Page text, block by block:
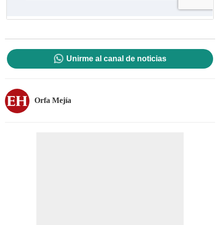
Unirme al canal de noticias
Orfa Mejía